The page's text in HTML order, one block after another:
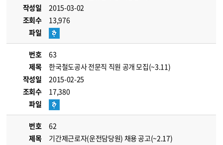
작성일
2015-03-02
조회수
13,976
파일
번호
63
제목
한국철도공사 전문직 직원 공개 모집(~3.11)
작성일
2015-02-25
조회수
17,380
파일
번호
62
제목
기간제근로자(운전담당원) 채용 공고(~2.17)